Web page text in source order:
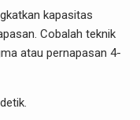
kapasitas
Cobalah teknik
atau pernapasan 4-